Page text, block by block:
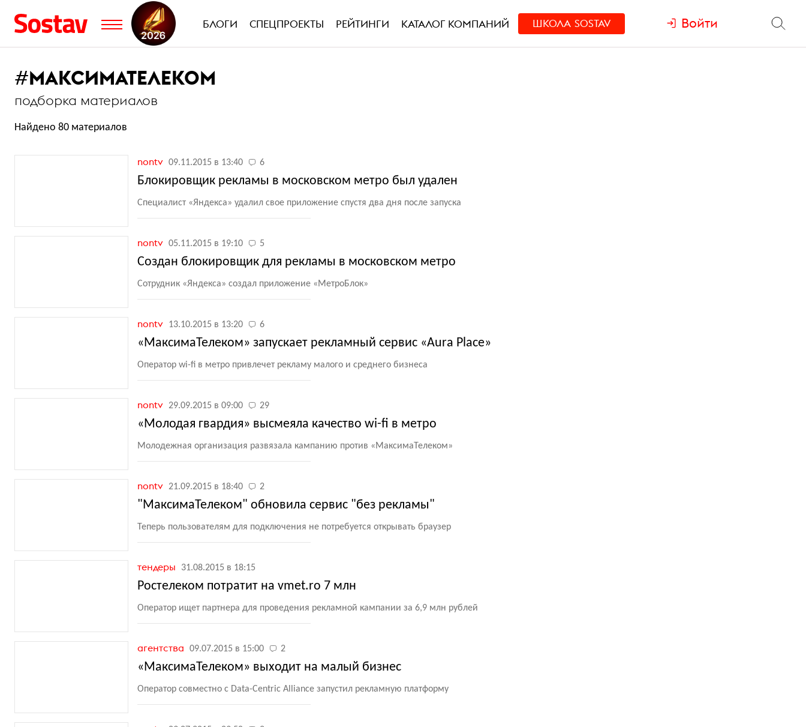
БЛОГИ СПЕЦПРОЕКТЫ РЕЙТИНГИ КАТАЛОГ КОМПАНИЙ ШКОЛА SOSTAV Войти
#МАКСИМАТЕЛЕКОМ
подборка материалов
Найдено 80 материалов
nontv 09.11.2015 в 13:40 6
Блокировщик рекламы в московском метро был удален
Специалист «Яндекса» удалил свое приложение спустя два дня после запуска
nontv 05.11.2015 в 19:10 5
Создан блокировщик для рекламы в московском метро
Сотрудник «Яндекса» создал приложение «МетроБлок»
nontv 13.10.2015 в 13:20 6
«МаксимаТелеком» запускает рекламный сервис «Aura Place»
Оператор wi-fi в метро привлечет рекламу малого и среднего бизнеса
nontv 29.09.2015 в 09:00 29
«Молодая гвардия» высмеяла качество wi-fi в метро
Молодежная организация развязала кампанию против «МаксимаТелеком»
nontv 21.09.2015 в 18:40 2
"МаксимаТелеком" обновила сервис "без рекламы"
Теперь пользователям для подключения не потребуется открывать браузер
тендеры 31.08.2015 в 18:15
Ростелеком потратит на vmet.ro 7 млн
Оператор ищет партнера для проведения рекламной кампании за 6,9 млн рублей
агентства 09.07.2015 в 15:00 2
«МаксимаТелеком» выходит на малый бизнес
Оператор совместно с Data-Centric Alliance запустил рекламную платформу